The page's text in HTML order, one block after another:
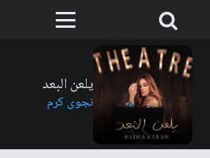
يلعن البعد
نجوى كرم